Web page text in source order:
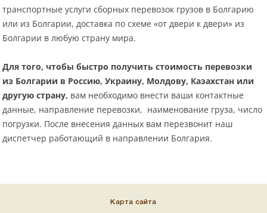
транспортные услуги сборных перевозок грузов в Болгарию
или из Болгарии, доставка по схеме «от двери к двери» из
Болгарии в любую страну мира.
Для того, чтобы быстро получить стоимость перевозки
из Болгарии в Россию, Украину, Молдову, Казахстан или
другую страну, вам необходимо внести ваши контактные
данные, направление перевозки, наименование груза, число
погрузки. После внесения данных вам перезвонит наш
диспетчер работающий в направлении Болгария.
Карта сайта